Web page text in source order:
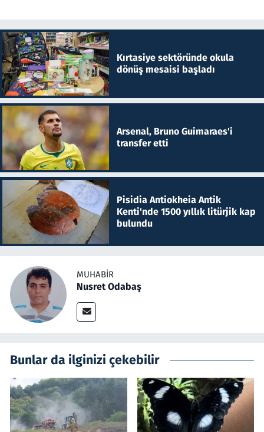
Kırtasiye sektöründe okula
dönüş mesaisi başladı
Arsenal, Bruno Guimaraes'i
transfer etti
Pisidia Antiokheia Antik
Kenti'nde 1500 yıllık litürjik kap
bulundu
MUHABIR
Nusret Odabaş
Bunlar da ilginizi çekebilir